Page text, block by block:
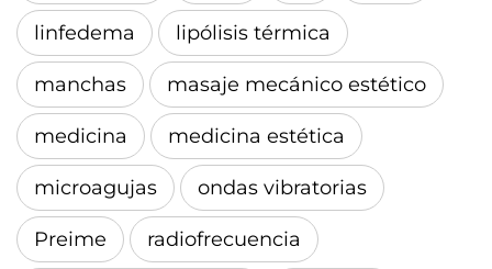
linfedema lipólisis térmica
manchas masaje mecánico estético
medicina medicina estética
microagujas ondas vibratorias
Preime radiofrecuencia